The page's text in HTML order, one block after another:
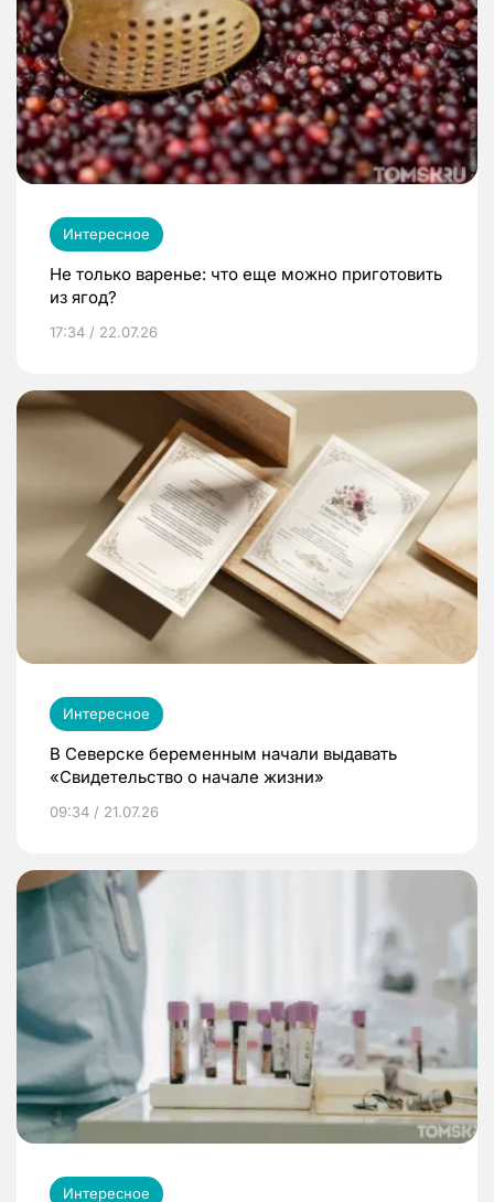
Интересное
Не только варенье: что еще можно приготовить
из ягод?
17:34 / 22.07.26
Интересное
В Северске беременным начали выдавать
«Свидетельство о начале жизни»
09:34 / 21.07.26
Интересное